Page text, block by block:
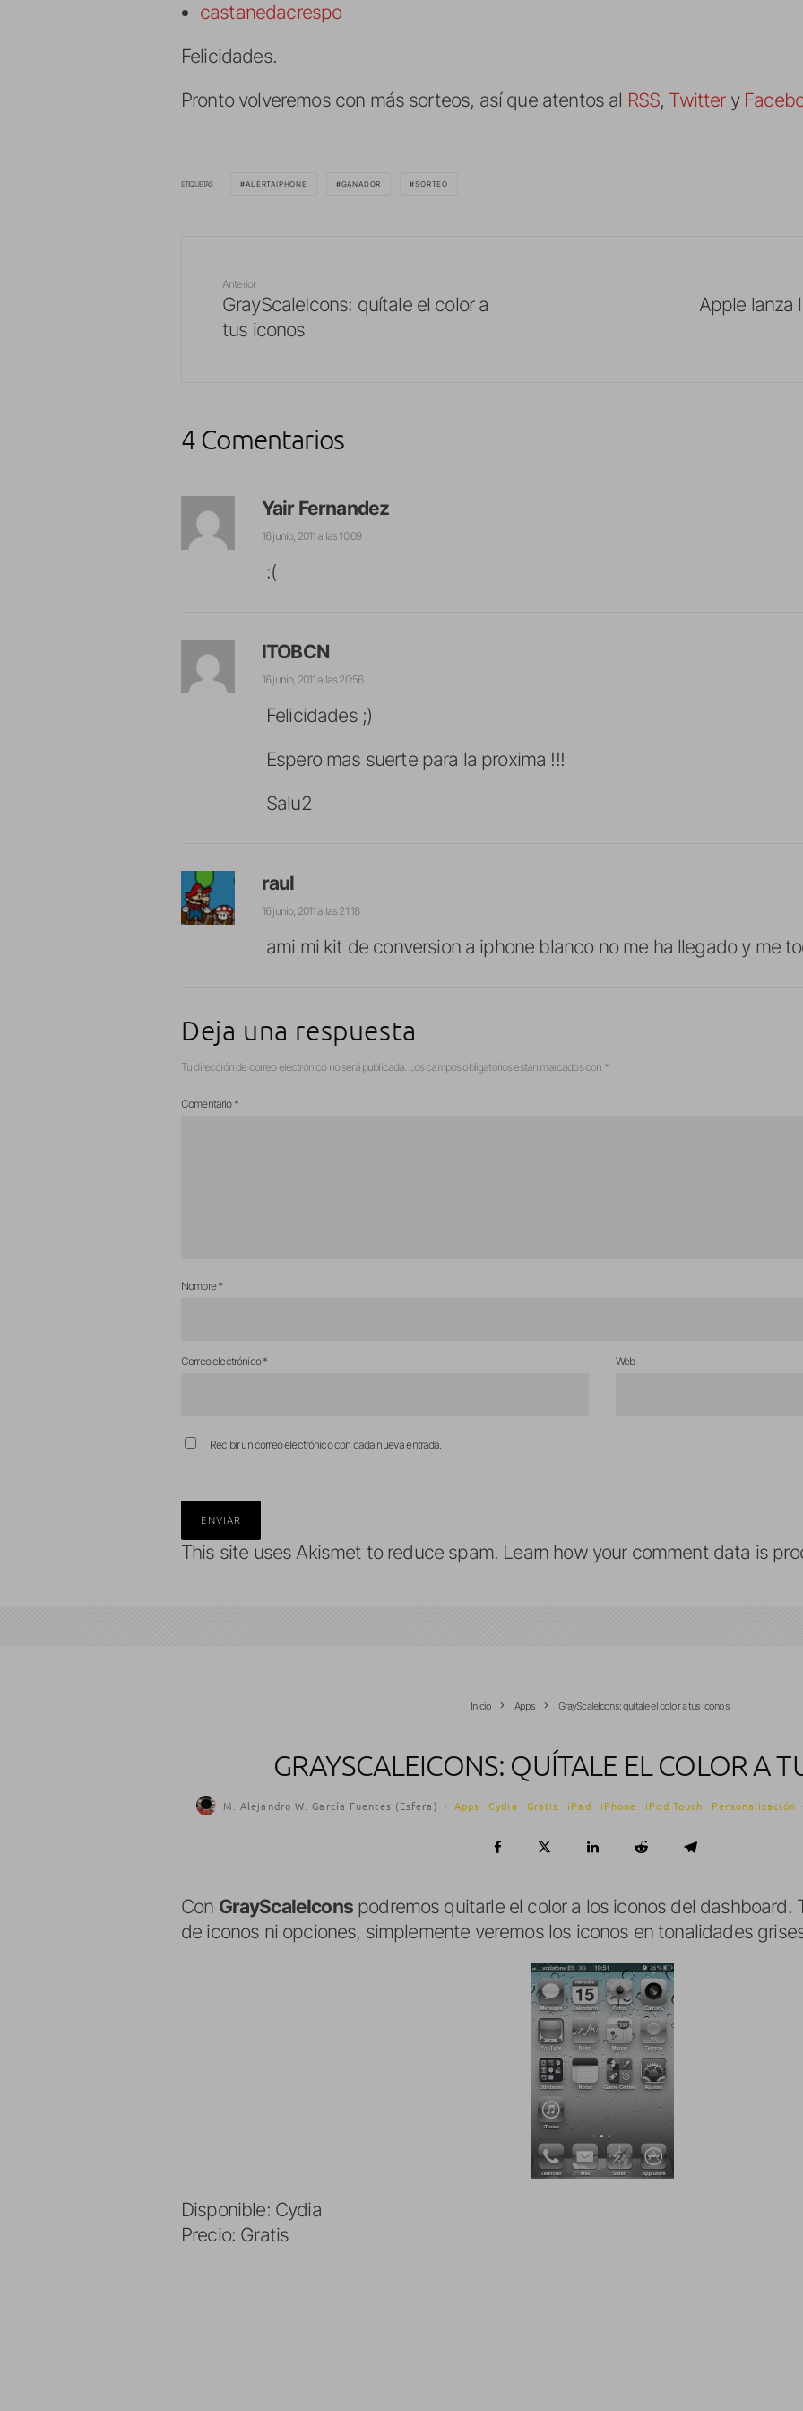
castanedacrespo
Felicidades.
Pronto volveremos con más sorteos, así que atentos al RSS, Twittery
ETIQUETAS ALERTAIPHONE GANADOR SORTEO
Anterior
GrayScaleIcons: quítale el color a
tus iconos
Apple lanza
4 Comentarios
Yair Fernandez
16 junio, 2011 a las 10:09
:(
ITOBCN
16 junio, 2011 a las 20:56
Felicidades ;)
Espero mas suerte para la proxima !!!
Salu2
raul
16 junio, 2011 a las 21:18
ami mi kit de conversion a iphone blanco no me ha llegado y me
Deja una respuesta
Tu dirección de correo electrónico no será publicada. Los campos obligatorios están marcados con *
Comentario *
Nombre*
Correo electrónico* Web
Recibir un correo electrónico con cada nueva entrada.
This site uses Akismet to reduce spam. Learn how your comment data is
Inicio Apps GrayScaleIcons: quítale el color a tus iconos
GRAYSCALEICONS: QUÍTALE EL COLOR A
M. Alejandro W. García Fuentes (Esfera) · Apps Cydia Gratis iPad iPhone iPod Touch Personalización
Con GrayScaleIconspodremos quitarle el color a los iconos del dashboard.
de iconos ni opciones, simplemente veremos los iconos en tonalidades
Disponible: Cydia
Precio: Gratis